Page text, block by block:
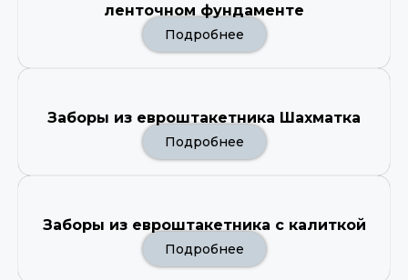
ленточном фундаменте
Подробнее
Заборы из евроштакетника Шахматка
Подробнее
Заборы из евроштакетника с калиткой
Подробнее